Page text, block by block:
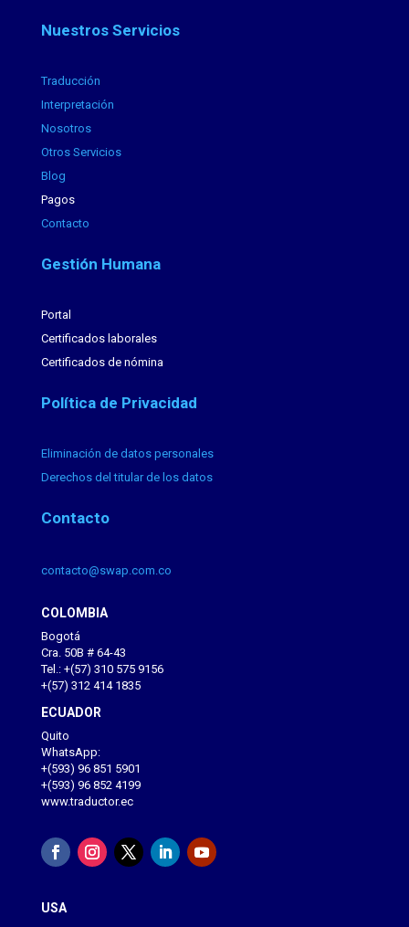
Nuestros Servicios
Traducción
Interpretación
Nosotros
Otros Servicios
Blog
Pagos
Contacto
Gestión Humana
Portal
Certificados laborales
Certificados de nómina
Política de Privacidad
Eliminación de datos personales
Derechos del titular de los datos
Contacto
contacto@swap.com.co
COLOMBIA
Bogotá
Cra. 50B # 64-43
Tel.: +(57) 310 575 9156
+(57) 312 414 1835
ECUADOR
Quito
WhatsApp:
+(593) 96 851 5901
+(593) 96 852 4199
www.traductor.ec
USA